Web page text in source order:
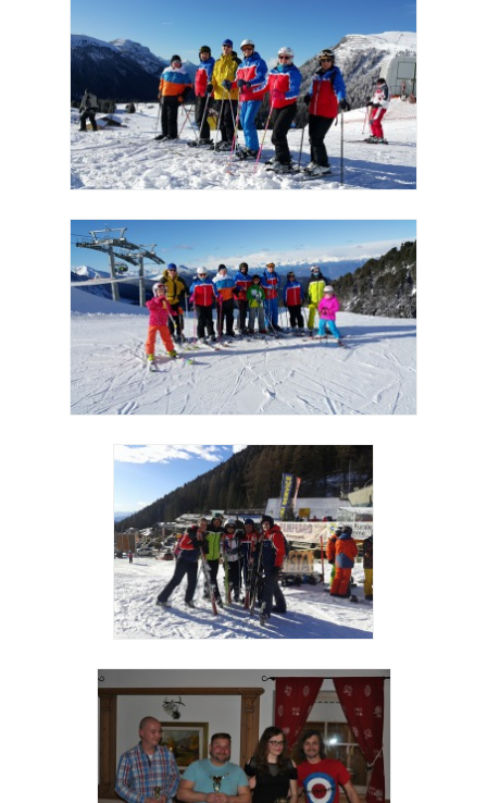
Pracownicy reprezentują JMS na imprezach sportowych w kraju i
na świecie
Wyjazd integracyjny Pfelders 2015
Wyjazd integracyjny Val di Fiemme 2016